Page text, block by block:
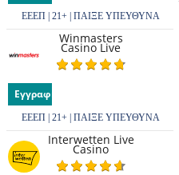
ΕΕΕΠ | 21+ | ΠΑΙΞΕ ΥΠΕΥΘΥΝΑ
Winmasters
Casino Live
Εγγραφή
ΕΕΕΠ | 21+ | ΠΑΙΞΕ ΥΠΕΥΘΥΝΑ
Interwetten Live
Casino